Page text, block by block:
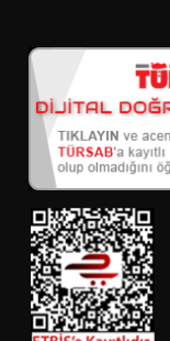
eşyalar ve
çok temiz mutfak
yapacağınız tek
market alışverişi
sabahın̈ erken
gelen amcamız
tertemiz havuzda
Mustafa amca ve
samimi ve güler
Anadolu
sabun hediyeleri
ettiler sanki kendi
cok mutlu olduk